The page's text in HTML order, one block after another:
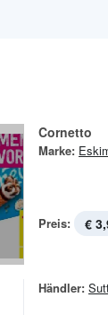
Cornetto
Marke:
Preis: €
Händler: